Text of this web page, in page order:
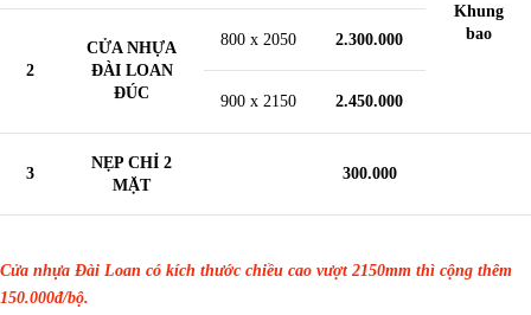
Khung
bao
2
CỬA NHỰA
ĐÀI LOAN
ĐÚC
800 x 2050 2.300.000
900 x 2150 2.450.000
3
NẸP CHỈ 2
MẶT
300.000
Cửa nhựa Đài Loan có kích thước chiều cao vượt 2150mm thì cộng thêm
150.000đ/bộ.